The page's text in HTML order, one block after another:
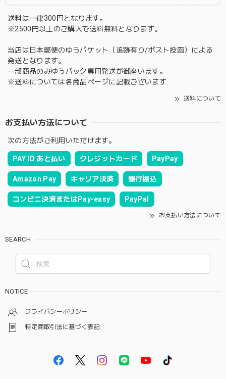
送料は一律300円となります。
※2500円以上のご購入で送料無料となります。
当店は日本郵便のゆうパケット（追跡有り/ポスト投函）による
発送となります。
一部商品のみゆうパック専用発送が御座います。
※送料については各商品ページに記載ございます
送料について
お支払い方法について
次の方法がご利用いただけます。
PAY ID あと払い クレジットカード PayPay
Amazon Pay キャリア決済 銀行振込
コンビニ決済またはPay-easy PayPal
お支払い方法について
SEARCH
NOTICE
プライバシーポリシー
特定商取引法に基づく表記